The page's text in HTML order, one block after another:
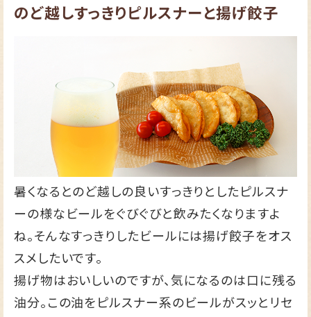
のど越しすっきりピルスナーと揚げ餃子
暑くなるとのど越しの良いすっきりとしたピルスナ
ーの様なビールをぐびぐびと飲みたくなりますよ
ね。そんなすっきりしたビールには揚げ餃子をオス
スメしたいです。
揚げ物はおいしいのですが、気になるのは口に残る
油分。この油をピルスナー系のビールがスッとリセ